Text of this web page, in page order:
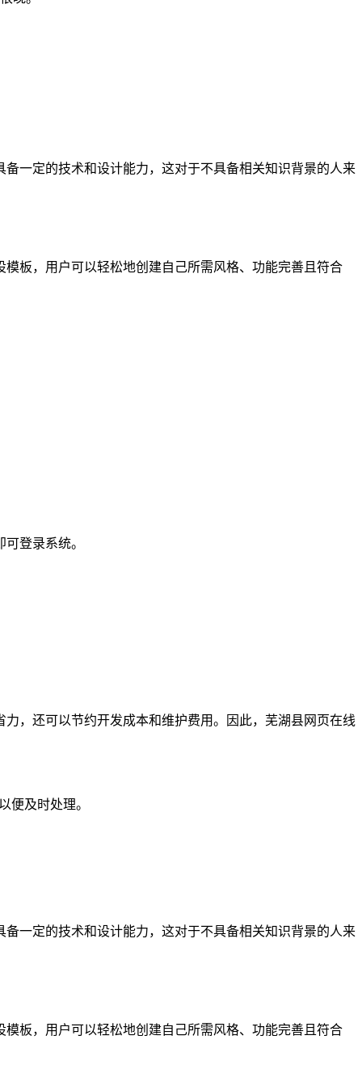
一定的技术和设计能力，这对于不具备相关知识背景的人来
板，用户可以轻松地创建自己所需风格、功能完善且符合
登录系统。
，还可以节约开发成本和维护费用。因此，芜湖县网页在线
便及时处理。
一定的技术和设计能力，这对于不具备相关知识背景的人来
板，用户可以轻松地创建自己所需风格、功能完善且符合